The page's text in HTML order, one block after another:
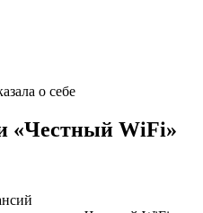
о себе
«Честный WiFi»